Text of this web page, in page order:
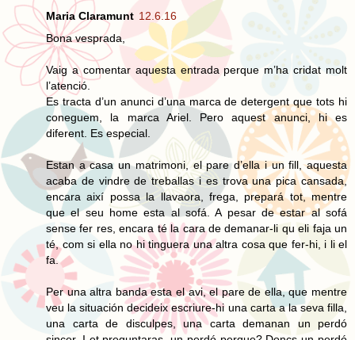
Maria Claramunt 12.6.16
Bona vesprada,
Vaig a comentar aquesta entrada perque m’ha cridat molt
l’atenció.
Es tracta d’un anunci d’una marca de detergent que tots hi
coneguem, la marca Ariel. Pero aquest anunci, hi es
diferent. Es especial.
Estan a casa un matrimoni, el pare d’ella i un fill, aquesta
acaba de vindre de treballas i es trova una pica cansada,
encara així possa la llavaora, frega, prepará tot, mentre
que el seu home esta al sofá. A pesar de estar al sofá
sense fer res, encara té la cara de demanar-li qu eli faja un
té, com si ella no hi tinguera una altra cosa que fer-hi, i li el
fa.
Per una altra banda esta el avi, el pare de ella, que mentre
veu la situación decideix escriure-hi una carta a la seva filla,
una carta de disculpes, una carta demanan un perdó